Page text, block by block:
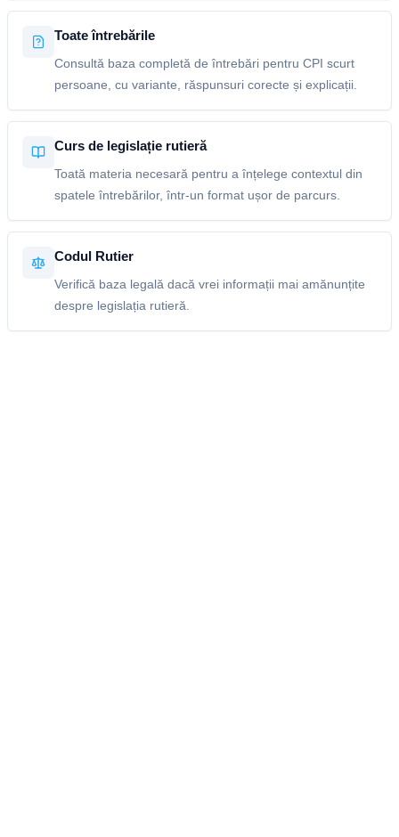
Toate întrebările
Consultă baza completă de întrebări pentru CPI scurt
persoane, cu variante, răspunsuri corecte și explicații.
Curs de legislație rutieră
Toată materia necesară pentru a înțelege contextul din
spatele întrebărilor, într-un format ușor de parcurs.
Codul Rutier
Verifică baza legală dacă vrei informații mai amănunțite
despre legislația rutieră.